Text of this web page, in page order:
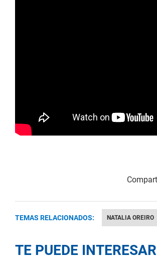
TEMAS RELACIONADOS: NATALIA OREIRO
TE PUEDE INTERESAR